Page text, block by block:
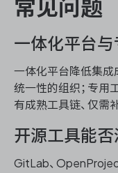
常见问题
一体化平台与
一体化平台降低集成
统一性的组织；专用
有成熟工具链、仅需
开源工具能否
GitLab、